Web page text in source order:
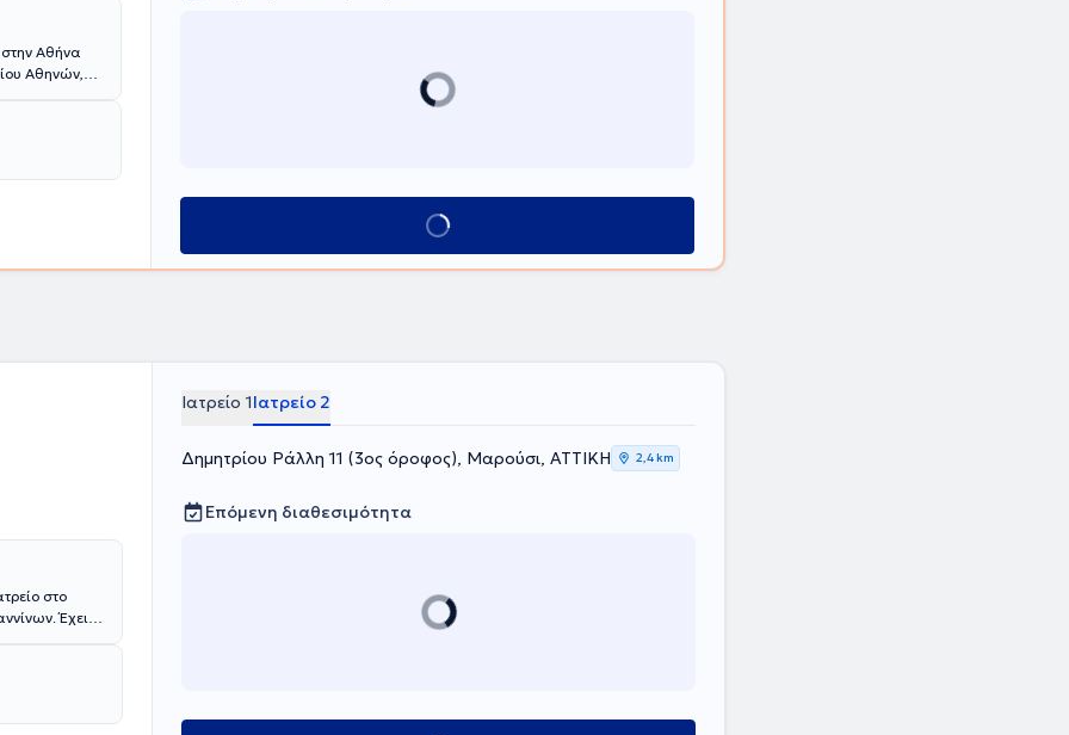
στην Αθήνα
Αθηνών,
Σχολή
-
είναι η
να
στα
Κλείσε ραντεβού
στο
Έχει
ως
Ιατρείο 1Ιατρείο 2
Δημητρίου Ράλλη 11 (3ος όροφος), Μαρούσι, ΑΤΤΙΚΗ 2,4 km
Επόμενη διαθεσιμότητα